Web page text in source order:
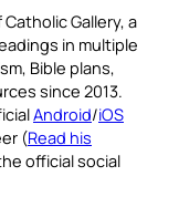
Gallery, a
in multiple
Bible plans,
since 2013.
Android/iOS
(Read his
official social